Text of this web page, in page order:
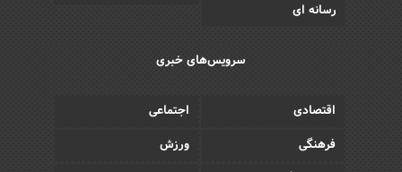
رسانه ای
سرویس‌های خبری
اقتصادی
اجتماعی
فرهنگی
ورزش